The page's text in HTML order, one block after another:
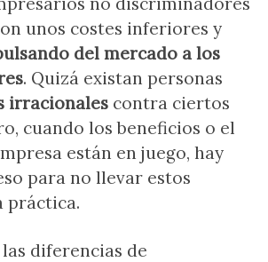
unos costes inferiores y
del mercado a los
. Quizá existan personas
irracionales contra ciertos
cuando los beneficios o el
están en juego, hay
para no llevar estos
práctica.
diferencias de